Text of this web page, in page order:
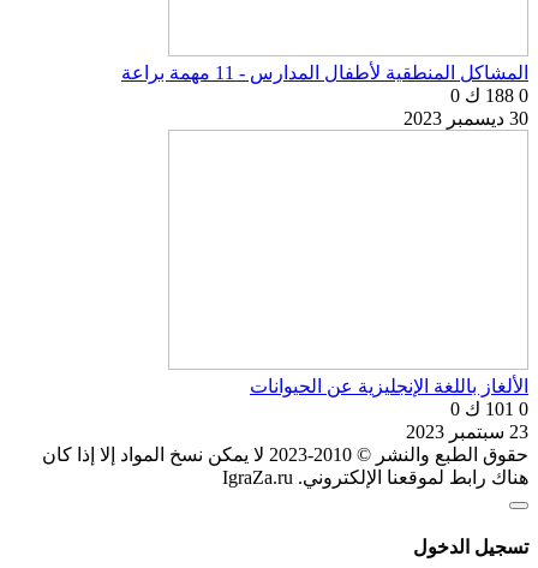
المشاكل المنطقية لأطفال المدارس - 11 مهمة براعة
0 188 ك
0
30 ديسمبر 2023
الألغاز باللغة الإنجليزية عن الحيوانات
0 101 ك
0
23 سبتمبر 2023
حقوق الطبع والنشر © 2010-2023 لا يمكن نسخ المواد إلا إذا كان
هناك رابط لموقعنا الإلكتروني. IgraZa.ru
تسجيل الدخول